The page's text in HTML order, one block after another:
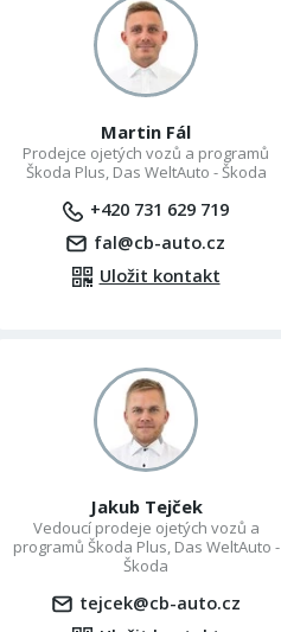
Martin Fál
Prodejce ojetých vozů a programů
Škoda Plus, Das WeltAuto - Škoda
+420 731 629 719
fal@cb-auto.cz
Uložit kontakt
Jakub Tejček
Vedoucí prodeje ojetých vozů a
programů Škoda Plus, Das WeltAuto -
Škoda
tejcek@cb-auto.cz